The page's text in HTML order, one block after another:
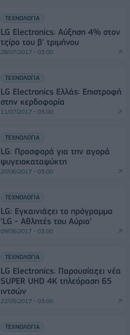
ΤΕΧΝΟΛΟΓΙΑ
LG Electronics: Αύξηση 4% στον
τζίρο του β' τριμήνου
28/07/2017 - 03:00
ΤΕΧΝΟΛΟΓΙΑ
LG Electronics Ελλάς: Επιστροφή
στην κερδοφορία
11/07/2017 - 03:00
ΤΕΧΝΟΛΟΓΙΑ
LG: Προσφορά για την αγορά
ψυγειοκαταψύκτη
20/06/2017 - 03:00
ΤΕΧΝΟΛΟΓΙΑ
LG: Εγκαινιάζει το πρόγραμμα
‘LG - Αθλητές του Αύριο’
09/06/2017 - 03:00
ΤΕΧΝΟΛΟΓΙΑ
LG Electronics: Παρουσίαζει νέα
SUPER UHD 4K τηλεόραση 65
ιντσών
22/05/2017 - 03:00
ΤΕΧΝΟΛΟΓΙΑ